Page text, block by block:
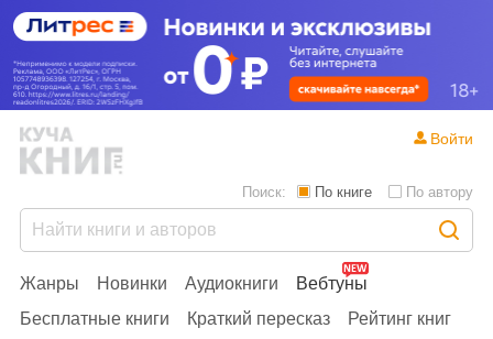
Жанры Новинки Аудиокниги
Вебтуны
Бесплатные книги
Краткий пересказ
Рейтинг книг
Поиск: По книге По автору
Войти